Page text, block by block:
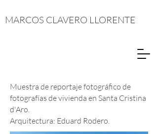
MARCOS CLAVERO LLORENTE
Muestra de reportaje fotográfico de
fotografías de vivienda en Santa Cristina
d'Aro.
Arquitectura: Eduard Rodero.